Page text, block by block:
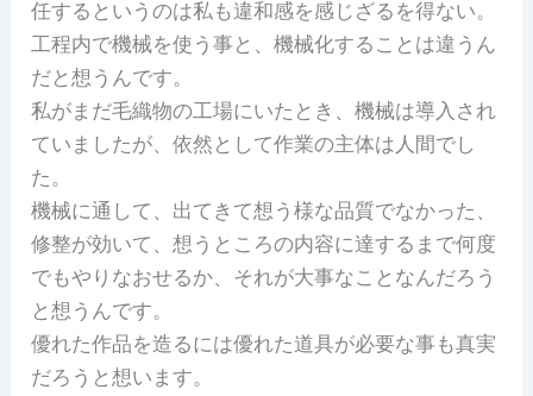
任するというのは私も違和感を感じざるを得ない。
工程内で機械を使う事と、機械化することは違うん
だと想うんです。
私がまだ毛織物の工場にいたとき、機械は導入され
ていましたが、依然として作業の主体は人間でし
た。
機械に通して、出てきて想う様な品質でなかった、
修整が効いて、想うところの内容に達するまで何度
でもやりなおせるか、それが大事なことなんだろう
と想うんです。
優れた作品を造るには優れた道具が必要な事も真実
だろうと想います。